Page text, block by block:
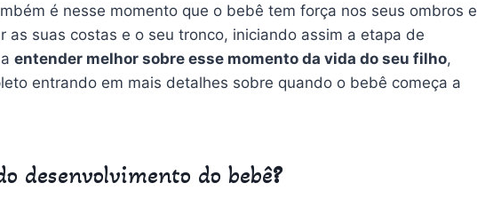
é nesse momento que o bebê tem força nos seus ombros e
as suas costas e o seu tronco, iniciando assim a etapa de
entender melhor sobre esse momento da vida do seu filho,
entrando em mais detalhes sobre quando o bebê começa a
desenvolvimento do bebê?